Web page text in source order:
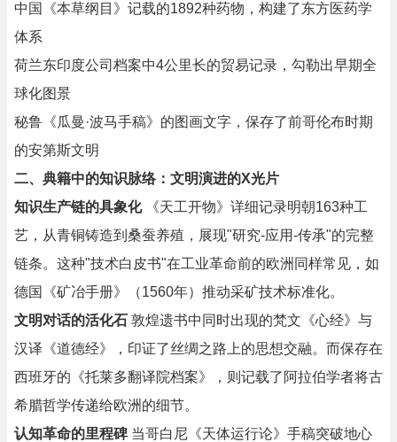
中国《本草纲目》记载的1892种药物，构建了东方医药学
体系
荷兰东印度公司档案中4公里长的贸易记录，勾勒出早期全
球化图景
秘鲁《瓜曼·波马手稿》的图画文字，保存了前哥伦布时期
的安第斯文明
二、典籍中的知识脉络：文明演进的X光片
知识生产链的具象化《天工开物》详细记录明朝163种工
艺，从青铜铸造到桑蚕养殖，展现"研究-应用-传承"的完整
链条。这种"技术白皮书"在工业革命前的欧洲同样常见，如
德国《矿冶手册》（1560年）推动采矿技术标准化。
文明对话的活化石 敦煌遗书中同时出现的梵文《心经》与
汉译《道德经》，印证了丝绸之路上的思想交融。而保存在
西班牙的《托莱多翻译院档案》，则记载了阿拉伯学者将古
希腊哲学传递给欧洲的细节。
认知革命的里程碑当哥白尼《天体运行论》手稿突破地心